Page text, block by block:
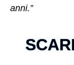
anni.”